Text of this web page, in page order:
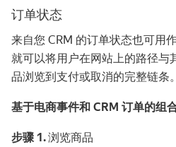
订单状态
来自您 CRM 的订单状态也可用
就可以将用户在网站上的路径与
品浏览到支付或取消的完整链条。
基于电商事件和 CRM 订单的组
步骤 1.浏览商品